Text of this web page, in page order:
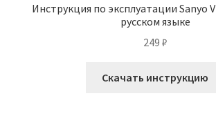
Инструкция по эксплуатации Sanyo
русском языке
249 ₽
Скачать инструкцию